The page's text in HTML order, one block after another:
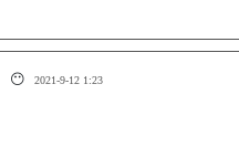
😶 2021-9-12 1:23